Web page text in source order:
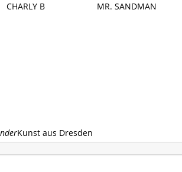
CHARLY B MR. SANDMAN
Kunst aus Dresden